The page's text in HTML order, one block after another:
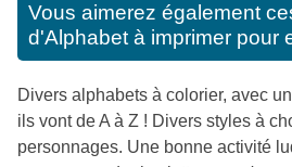
Vous aimerez également
d'Alphabet à imprimer pour
Divers alphabets à colorier, avec
ils vont de A à Z ! Divers styles à
personnages. Une bonne activité